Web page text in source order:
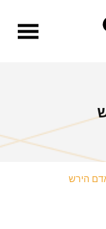
הירש